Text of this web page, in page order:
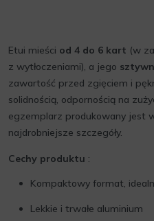
Etui mieści od 4 do 6 kart (w
z wytłoczeniami), a jego
zawartość przed zgięciem i
solidnością, odpornością na
egzemplarz produkowany jest
najdrobniejsze szczegóły.
Cechy produktu :
Kompaktowy format,
Lekkie i trwałe aluminium